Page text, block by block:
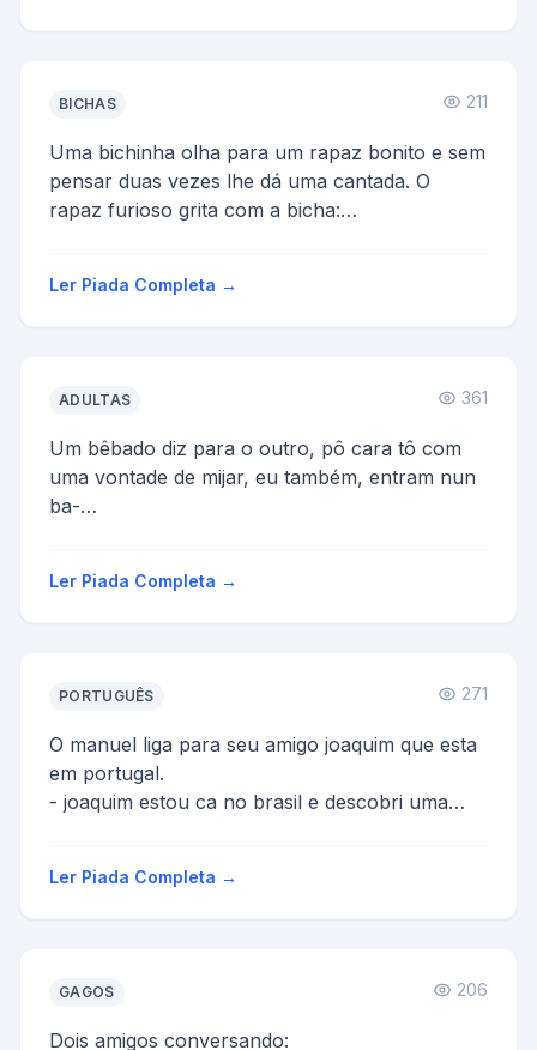
BICHAS 211
Uma bichinha olha para um rapaz bonito e sem
pensar duas vezes lhe dá uma cantada. O
rapaz furioso grita com a bicha:
Ler Piada Completa →
ADULTAS 361
Um bêbado diz para o outro, pô cara tô com
uma vontade de mijar, eu também, entram nun
ba-
ra, o o...
Ler Piada Completa →
PORTUGUÊS 271
O manuel liga para seu amigo joaquim que esta
em portugal.
- joaquim estou ca no brasil e descobri uma
Ler Piada Completa →
GAGOS 206
Dois amigos conversando: